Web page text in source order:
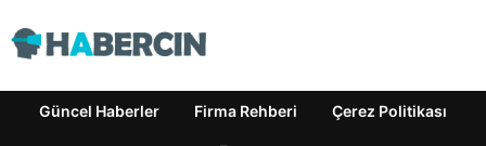
Güncel Haberler Firma Rehberi Çerez Politikası